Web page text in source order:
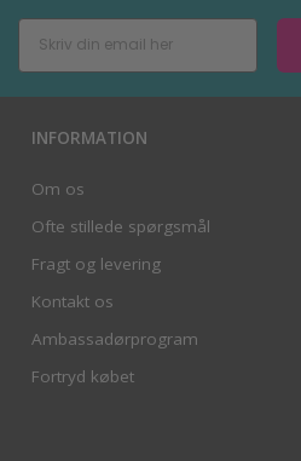
INFORMATION
Om os
Ofte stillede spørgsmål
Fragt og levering
Kontakt os
Ambassadørprogram
Fortryd købet